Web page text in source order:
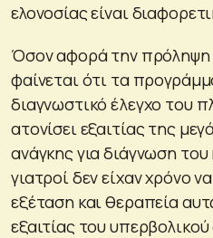
ελονοσίας είναι
Όσον αφορά την
φαίνεται ότι τα
διαγνωστικό έλεγχο του
ατονίσει εξαιτίας της
ανάγκης για διάγνωση
γιατροί δεν είχαν χρόνο
εξέταση και θεραπεία
εξαιτίας του